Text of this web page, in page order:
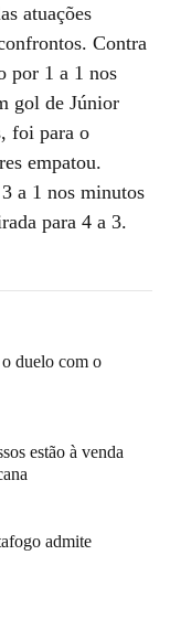
atuações
Contra
por 1 a 1 nos
gol de Júnior
foi para o
empatou.
a 1 nos minutos
para 4 a 3.
duelo com o
estão à venda
admite